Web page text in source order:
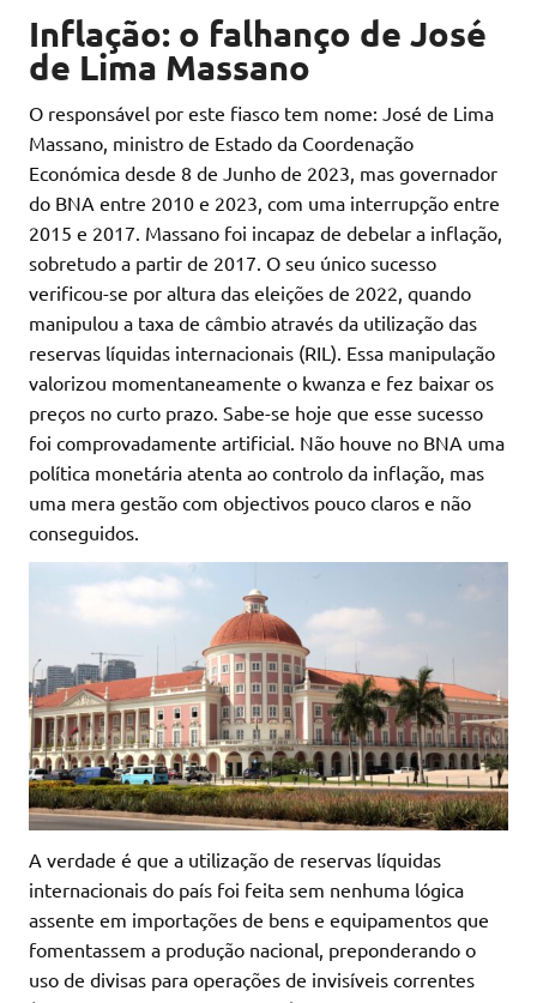
Inflação: o falhanço de José
de Lima Massano
O responsável por este fiasco tem nome: José de Lima
Massano, ministro de Estado da Coordenação
Económica desde 8 de Junho de 2023, mas governador
do BNA entre 2010 e 2023, com uma interrupção entre
2015 e 2017. Massano foi incapaz de debelar a inflação,
sobretudo a partir de 2017. O seu único sucesso
verificou-se por altura das eleições de 2022, quando
manipulou a taxa de câmbio através da utilização das
reservas líquidas internacionais (RIL). Essa manipulação
valorizou momentaneamente o kwanza e fez baixar os
preços no curto prazo. Sabe-se hoje que esse sucesso
foi comprovadamente artificial. Não houve no BNA uma
política monetária atenta ao controlo da inflação, mas
uma mera gestão com objectivos pouco claros e não
conseguidos.
A verdade é que a utilização de reservas líquidas
internacionais do país foi feita sem nenhuma lógica
assente em importações de bens e equipamentos que
fomentassem a produção nacional, preponderando o
uso de divisas para operações de invisíveis correntes